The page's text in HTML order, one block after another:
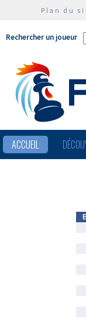
Plan du
Rechercher un joueur
ACCUEIL